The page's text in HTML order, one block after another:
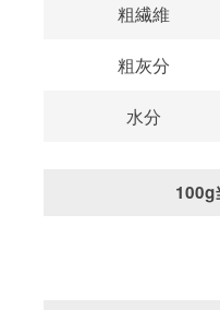
粗繊維
粗灰分
水分
100g